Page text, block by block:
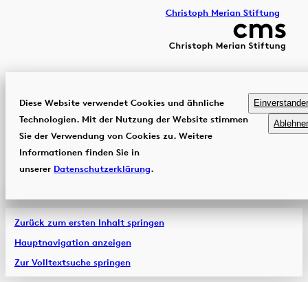
Christoph Merian Stiftung
Diese Website verwendet Cookies und ähnliche
Technologien. Mit der Nutzung der Website stimmen
Sie der Verwendung von Cookies zu. Weitere
Informationen finden Sie in
unserer Datenschutzerklärung.
Zurück zum ersten Inhalt springen
Hauptnavigation anzeigen
Zur Volltextsuche springen